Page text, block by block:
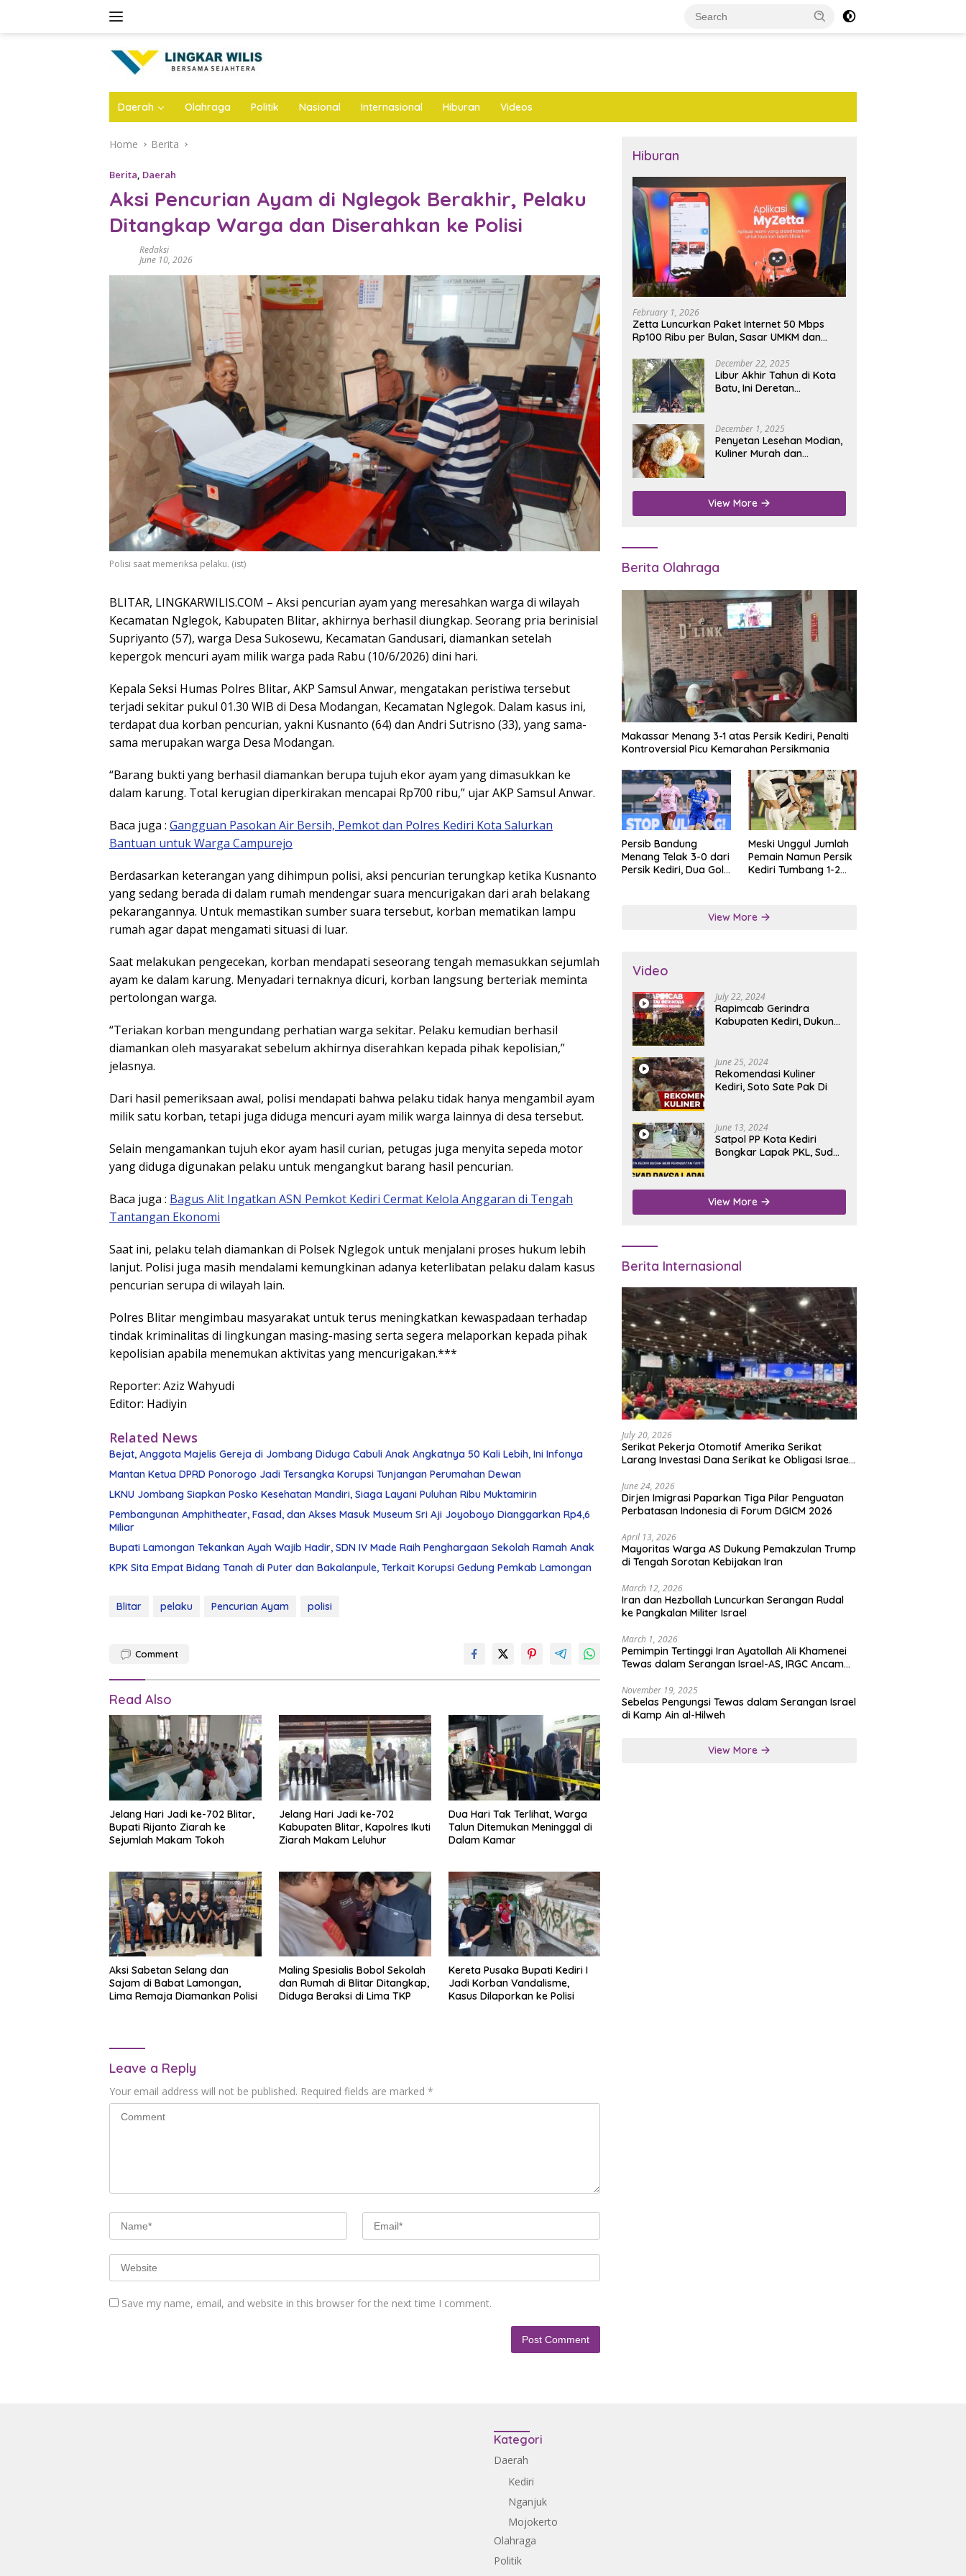
Daerah Olahraga Politik Nasional Internasional Hiburan Videos
Home Berita
Berita, Daerah
Aksi Pencurian Ayam di Nglegok Berakhir, Pelaku
Ditangkap Warga dan Diserahkan ke Polisi
Redaksi
June 10, 2026
Polisi saat memeriksa pelaku. (ist)
BLITAR, LINGKARWILIS.COM – Aksi pencurian ayam yang meresahkan warga di wilayah
Kecamatan Nglegok, Kabupaten Blitar, akhirnya berhasil diungkap. Seorang pria berinisial
Supriyanto (57), warga Desa Sukosewu, Kecamatan Gandusari, diamankan setelah
kepergok mencuri ayam milik warga pada Rabu (10/6/2026) dini hari.
Kepala Seksi Humas Polres Blitar, AKP Samsul Anwar, mengatakan peristiwa tersebut
terjadi sekitar pukul 01.30 WIB di Desa Modangan, Kecamatan Nglegok. Dalam kasus ini,
terdapat dua korban pencurian, yakni Kusnanto (64) dan Andri Sutrisno (33), yang sama-
sama merupakan warga Desa Modangan.
“Barang bukti yang berhasil diamankan berupa tujuh ekor ayam yang dimasukkan ke
dalam karung. Total kerugian diperkirakan mencapai Rp700 ribu,” ujar AKP Samsul Anwar.
Baca juga : Gangguan Pasokan Air Bersih, Pemkot dan Polres Kediri Kota Salurkan
Bantuan untuk Warga Campurejo
Berdasarkan keterangan yang dihimpun polisi, aksi pencurian terungkap ketika Kusnanto
yang sedang berada di dalam rumah mendengar suara mencurigakan dari arah belakang
pekarangannya. Untuk memastikan sumber suara tersebut, korban mematikan lampu
rumah agar dapat mengamati situasi di luar.
Saat melakukan pengecekan, korban mendapati seseorang tengah memasukkan sejumlah
ayam ke dalam karung. Menyadari ternaknya dicuri, korban langsung berteriak meminta
pertolongan warga.
“Teriakan korban mengundang perhatian warga sekitar. Pelaku kemudian berhasil
diamankan oleh masyarakat sebelum akhirnya diserahkan kepada pihak kepolisian,”
jelasnya.
Dari hasil pemeriksaan awal, polisi mendapati bahwa pelaku tidak hanya mengambil ayam
milik satu korban, tetapi juga diduga mencuri ayam milik warga lainnya di desa tersebut.
Selain mengamankan tujuh ekor ayam hasil curian, petugas juga menyita sepeda motor
yang diduga digunakan pelaku untuk mengangkut barang hasil pencurian.
Baca juga : Bagus Alit Ingatkan ASN Pemkot Kediri Cermat Kelola Anggaran di Tengah
Tantangan Ekonomi
Saat ini, pelaku telah diamankan di Polsek Nglegok untuk menjalani proses hukum lebih
lanjut. Polisi juga masih mendalami kemungkinan adanya keterlibatan pelaku dalam kasus
pencurian serupa di wilayah lain.
Polres Blitar mengimbau masyarakat untuk terus meningkatkan kewaspadaan terhadap
tindak kriminalitas di lingkungan masing-masing serta segera melaporkan kepada pihak
kepolisian apabila menemukan aktivitas yang mencurigakan.***
Reporter: Aziz Wahyudi
Editor: Hadiyin
Related News
Bejat, Anggota Majelis Gereja di Jombang Diduga Cabuli Anak Angkatnya 50 Kali Lebih, Ini Infonya
Mantan Ketua DPRD Ponorogo Jadi Tersangka Korupsi Tunjangan Perumahan Dewan
LKNU Jombang Siapkan Posko Kesehatan Mandiri, Siaga Layani Puluhan Ribu Muktamirin
Pembangunan Amphitheater, Fasad, dan Akses Masuk Museum Sri Aji Joyoboyo Dianggarkan Rp4,6
Miliar
Bupati Lamongan Tekankan Ayah Wajib Hadir, SDN IV Made Raih Penghargaan Sekolah Ramah Anak
KPK Sita Empat Bidang Tanah di Puter dan Bakalanpule, Terkait Korupsi Gedung Pemkab Lamongan
Blitar pelaku Pencurian Ayam polisi
Comment
Read Also
Jelang Hari Jadi ke-702 Blitar,
Bupati Rijanto Ziarah ke
Sejumlah Makam Tokoh
Jelang Hari Jadi ke-702
Kabupaten Blitar, Kapolres Ikuti
Ziarah Makam Leluhur
Dua Hari Tak Terlihat, Warga
Talun Ditemukan Meninggal di
Dalam Kamar
Aksi Sabetan Selang dan
Sajam di Babat Lamongan,
Lima Remaja Diamankan Polisi
Maling Spesialis Bobol Sekolah
dan Rumah di Blitar Ditangkap,
Diduga Beraksi di Lima TKP
Kereta Pusaka Bupati Kediri I
Jadi Korban Vandalisme,
Kasus Dilaporkan ke Polisi
Leave a Reply
Your email address will not be published. Required fields are marked *
Save my name, email, and website in this browser for the next time I comment.
Hiburan
February 1, 2026
Zetta Luncurkan Paket Internet 50 Mbps
Rp100 Ribu per Bulan, Sasar UMKM dan
December 22, 2025
Libur Akhir Tahun di Kota
Batu, Ini Deretan
December 1, 2025
Penyetan Lesehan Modian,
Kuliner Murah dan
Nganjuk
View More
Berita Olahraga
Makassar Menang 3-1 atas Persik Kediri, Penalti
Kontroversial Picu Kemarahan Persikmania
Persib Bandung
Menang Telak 3-0 dari
Persik Kediri, Dua Gol
Meski Unggul Jumlah
Pemain Namun Persik
Kediri Tumbang 1-2
View More
Video
July 22, 2024
Rapimcab Gerindra
Kabupaten Kediri, Dukung
June 25, 2024
Rekomendasi Kuliner
Kediri, Soto Sate Pak Di
June 13, 2024
Satpol PP Kota Kediri
Bongkar Lapak PKL, Sudah
View More
Berita Internasional
July 20, 2026
Serikat Pekerja Otomotif Amerika Serikat
Larang Investasi Dana Serikat ke Obligasi Israel,
June 24, 2026
Dirjen Imigrasi Paparkan Tiga Pilar Penguatan
Perbatasan Indonesia di Forum DGICM 2026
April 13, 2026
Mayoritas Warga AS Dukung Pemakzulan Trump
di Tengah Sorotan Kebijakan Iran
March 12, 2026
Iran dan Hezbollah Luncurkan Serangan Rudal
ke Pangkalan Militer Israel
March 1, 2026
Pemimpin Tertinggi Iran Ayatollah Ali Khamenei
Tewas dalam Serangan Israel-AS, IRGC Ancam
November 19, 2025
Sebelas Pengungsi Tewas dalam Serangan Israel
di Kamp Ain al-Hilweh
View More
Kategori
Daerah
Kediri
Nganjuk
Mojokerto
Olahraga
Politik